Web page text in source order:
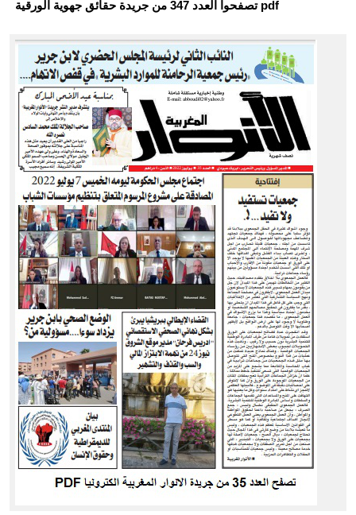
تصفحوا العدد 347 من جريدة حقائق جهوية الورقية pdf